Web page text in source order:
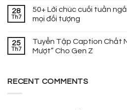
28
Th7
50+ Lời chúc cuối tuần
mọi đối tượng
25
Th7
Tuyển Tập Caption Chất
Mượt” Cho Gen Z
RECENT COMMENTS